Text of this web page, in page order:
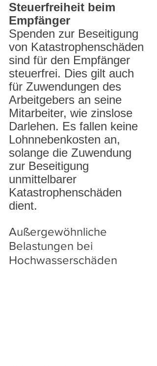
Steuerfreiheit beim
Empfänger
Spenden zur Beseitigung
von Katastrophenschäden
sind für den Empfänger
steuerfrei. Dies gilt auch
für Zuwendungen des
Arbeitgebers an seine
Mitarbeiter, wie zinslose
Darlehen. Es fallen keine
Lohnnebenkosten an,
solange die Zuwendung
zur Beseitigung
unmittelbarer
Katastrophenschäden
dient.
Außergewöhnliche
Belastungen bei
Hochwasserschäden